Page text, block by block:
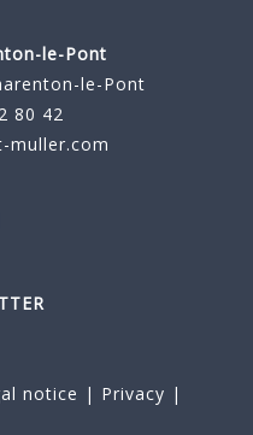
le-Pont
le-Pont
80 42
muller.com
notice | Privacy |